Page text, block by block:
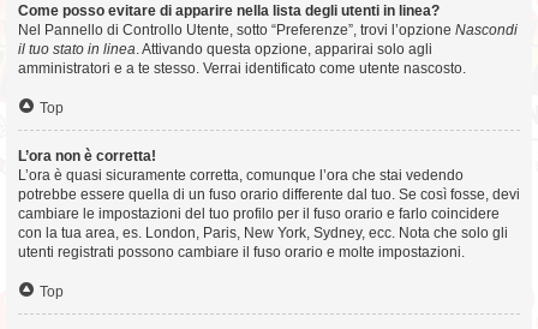
Come posso evitare di apparire nella lista degli utenti in linea?
Nel Pannello di Controllo Utente, sotto “Preferenze”, trovi l’opzione Nascondi
il tuo stato in linea . Attivando questa opzione, apparirai solo agli
amministratori e a te stesso. Verrai identificato come utente nascosto.
Top
L’ora non è corretta!
L’ora è quasi sicuramente corretta, comunque l’ora che stai vedendo
potrebbe essere quella di un fuso orario differente dal tuo. Se così fosse, devi
cambiare le impostazioni del tuo profilo per il fuso orario e farlo coincidere
con la tua area, es. London, Paris, New York, Sydney, ecc. Nota che solo gli
utenti registrati possono cambiare il fuso orario e molte impostazioni.
Top